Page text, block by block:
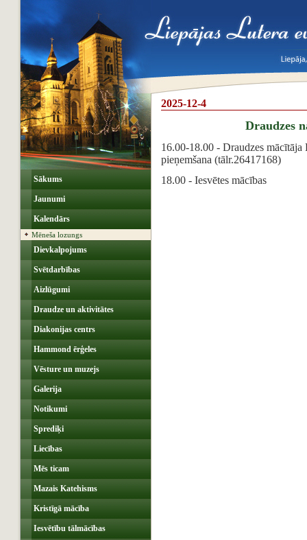
Sākums
Jaunumi
Kalendārs
Mēneša lozungs
Dievkalpojums
Svētdarbības
Aizlūgumi
Draudze un aktivitātes
Diakonijas centrs
Hammond ērģeles
Vēsture un muzejs
Galerija
Notikumi
Sprediķi
Liecības
Mēs ticam
Mazais Katehisms
Kristīgā mācība
Iesvētību tālmācības
2025-12-4
Draudzes
16.00-18.00 - Draudzes mācītāja
pieņemšana (tālr.26417168)
18.00 - Iesvētes mācības